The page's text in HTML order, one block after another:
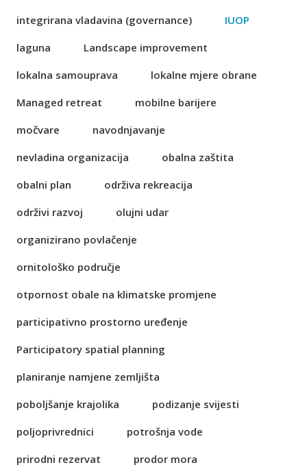
integrirana vladavina (governance)
IUOP
laguna
Landscape improvement
lokalna samouprava
lokalne mjere obrane
Managed retreat
mobilne barijere
močvare
navodnjavanje
nevladina organizacija
obalna zaštita
obalni plan
održiva rekreacija
održivi razvoj
olujni udar
organizirano povlačenje
ornitološko područje
otpornost obale na klimatske promjene
participativno prostorno uređenje
Participatory spatial planning
planiranje namjene zemljišta
poboljšanje krajolika
podizanje svijesti
poljoprivrednici
potrošnja vode
prirodni rezervat
prodor mora